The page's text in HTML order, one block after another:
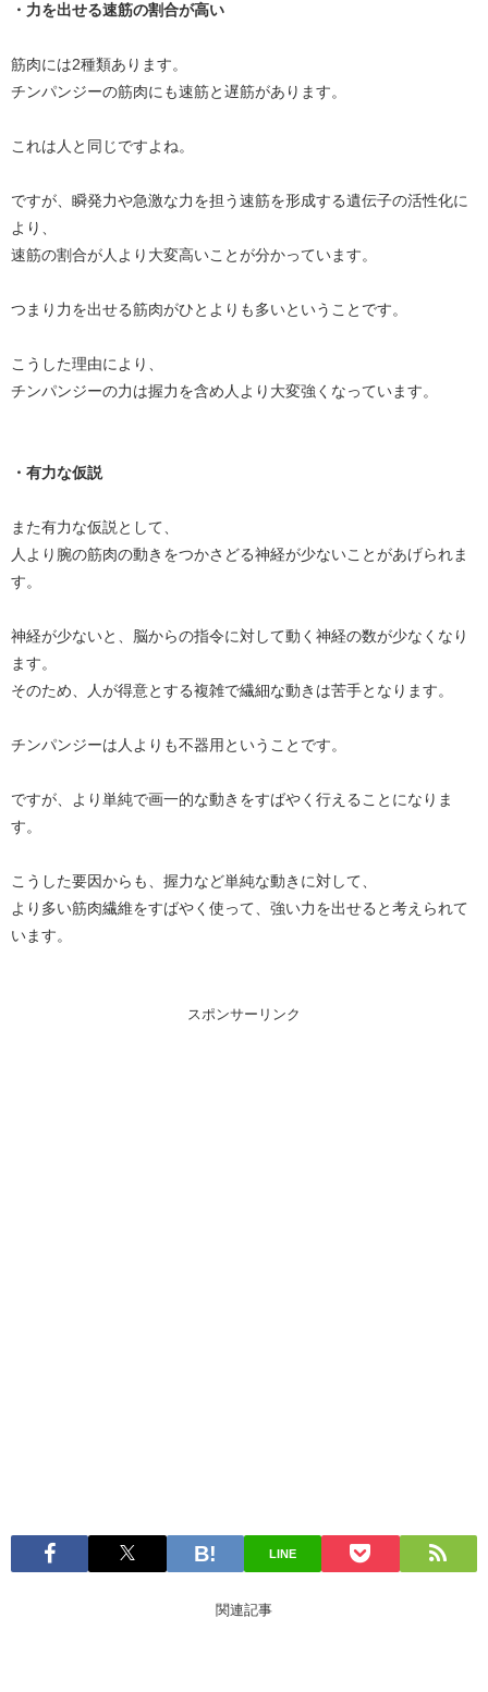
・力を出せる速筋の割合が高い
筋肉には2種類あります。
チンパンジーの筋肉にも速筋と遅筋があります。
これは人と同じですよね。
ですが、瞬発力や急激な力を担う速筋を形成する遺伝子の活性化に
より、
速筋の割合が人より大変高いことが分かっています。
つまり力を出せる筋肉がひとよりも多いということです。
こうした理由により、
チンパンジーの力は握力を含め人より大変強くなっています。
・有力な仮説
また有力な仮説として、
人より腕の筋肉の動きをつかさどる神経が少ないことがあげられま
す。
神経が少ないと、脳からの指令に対して動く神経の数が少なくなり
ます。
そのため、人が得意とする複雑で繊細な動きは苦手となります。
チンパンジーは人よりも不器用ということです。
ですが、より単純で画一的な動きをすばやく行えることになりま
す。
こうした要因からも、握力など単純な動きに対して、
より多い筋肉繊維をすばやく使って、強い力を出せると考えられて
います。
スポンサーリンク
LINE
関連記事